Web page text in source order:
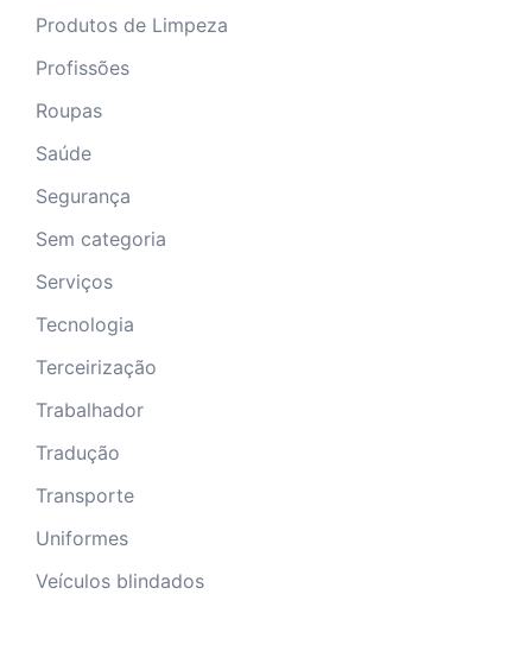
Produtos de Limpeza
Profissões
Roupas
Saúde
Segurança
Sem categoria
Serviços
Tecnologia
Terceirização
Trabalhador
Tradução
Transporte
Uniformes
Veículos blindados